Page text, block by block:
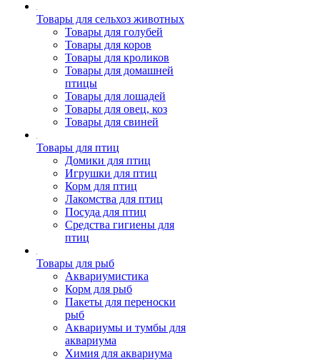
Товары для сельхоз животных
Товары для голубей
Товары для коров
Товары для кроликов
Товары для домашней
птицы
Товары для лошадей
Товары для овец, коз
Товары для свиней
Товары для птиц
Домики для птиц
Игрушки для птиц
Корм для птиц
Лакомства для птиц
Посуда для птиц
Средства гигиены для
птиц
Товары для рыб
Аквариумистика
Корм для рыб
Пакеты для переноски
рыб
Аквариумы и тумбы для
аквариума
Химия для аквариума